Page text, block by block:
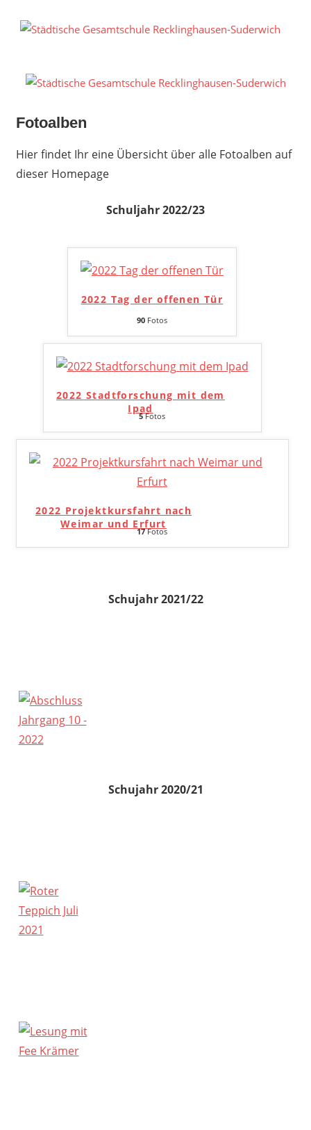
Inhalt
Fotoalben
Hier findet Ihr eine Übersicht über alle Fotoalben auf
dieser Homepage
Schuljahr 2022/23
2022 Tag der offenen Tür
90 Fotos
2022 Stadtforschung mit dem
Ipad
5Fotos
2022 Projektkursfahrt nach
Weimar und Erfurt
17Fotos
Schujahr 2021/22
Schujahr 2020/21